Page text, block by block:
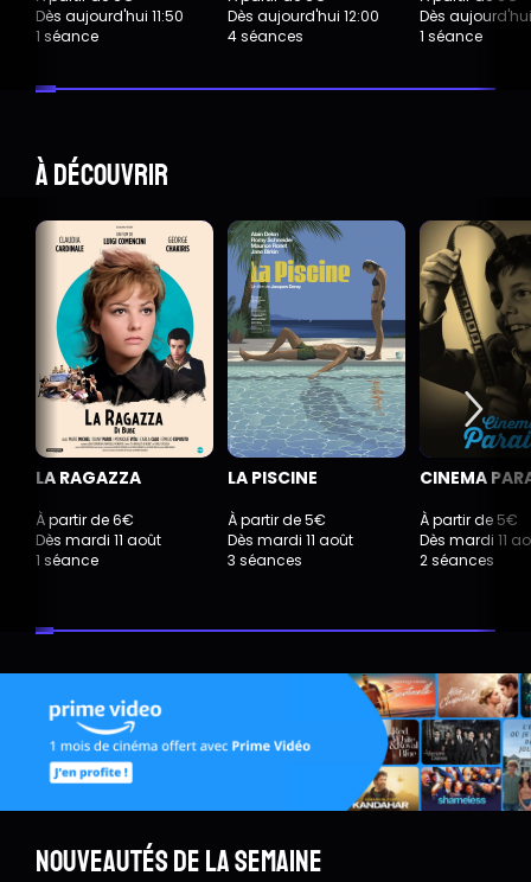
Dès aujourd'hui 11:50
1 séance
Dès aujourd'hui 12:00
4 séances
Dès
1 séance
À découvrir
LA RAGAZZA
À partir de 6€
Dès mardi 11 août
1 séance
LA PISCINE
À partir de 5€
Dès mardi 11 août
3 séances
CINEMA
À partir de 5€
Dès mardi 11
2 séances
Nouveautés de la semaine